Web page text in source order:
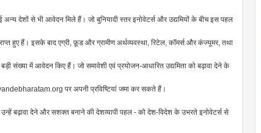
देशों से भी आवेदन मिले हैं। जो बुनियादी स्तर इनोवेटर्स और उद्यमियों के बीच इस पहल
हुए हैं। इसके बाद एग्री, फ़ूड और ग्रामीण अर्थव्यवस्था, रिटेल, कॉमर्स और कंज्यूमर, तथा
संख्या में आवेदन किए हैं। जो समावेशी एवं प्रयोजन-आधारित उद्यमिता को बढ़ावा देने के
पर अपनी प्रविष्टियां जमा कर सकते हैं।
बढ़ावा देने और सशक्त बनाने की देशव्यापी पहल - को देश-विदेश के उभरते इनोवेटर्स से